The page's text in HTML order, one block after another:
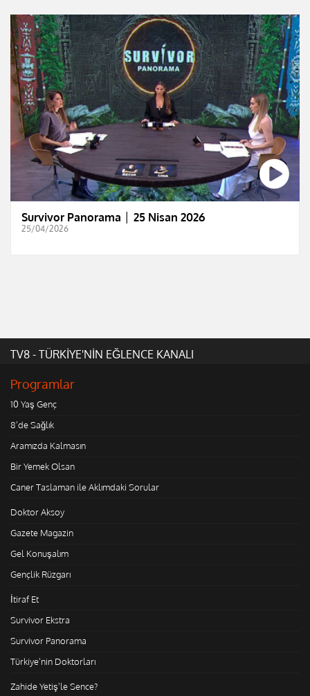
Survivor Panorama │ 25 Nisan 2026
25/04/2026
TV8 - TÜRKİYE'NİN EĞLENCE KANALI
Programlar
10 Yaş Genç
8'de Sağlık
Aramızda Kalmasın
Bir Yemek Olsan
Caner Taslaman ile Aklımdaki Sorular
Doktor Aksoy
Gazete Magazin
Gel Konuşalım
Gençlik Rüzgarı
İtiraf Et
Survivor Ekstra
Survivor Panorama
Türkiye'nin Doktorları
Zahide Yetiş'le Sence?